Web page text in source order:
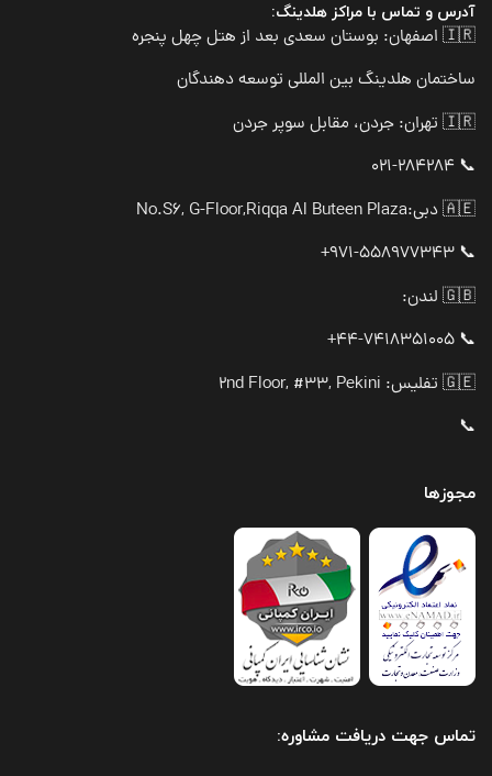
آدرس و تماس با مراکز هلدینگ:
🇮🇷 اصفهان: بوستان سعدی بعد از هتل چهل پنجره
ساختمان هلدینگ بین المللی توسعه دهندگان
🇮🇷 تهران: جردن، مقابل سوپر جردن
📞 021-284284
🇦🇪 دبی:
No.S6, G-Floor,Riqqa Al Buteen Plaza
📞 971-558977343+
🇬🇧 لندن:
📞 44-7418351005+
🇬🇪 تفلیس: 2nd Floor, #33, Pekini
📞
مجوزها
تماس جهت دریافت مشاوره: